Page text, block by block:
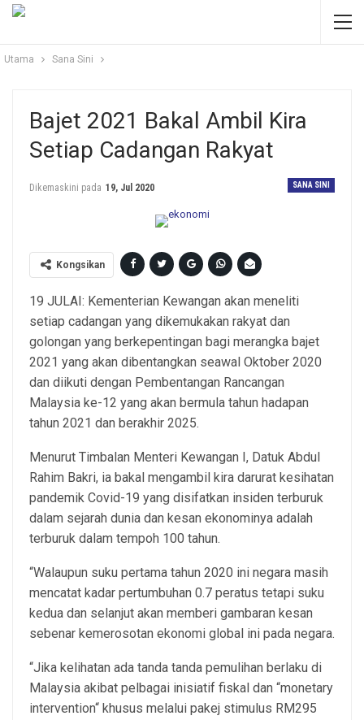
Utama Sana Sini
Bajet 2021 Bakal Ambil Kira
Setiap Cadangan Rakyat
SANA SINI
Dikemaskini pada 19, Jul 2020
Kongsikan
19 JULAI: Kementerian Kewangan akan meneliti
setiap cadangan yang dikemukakan rakyat dan
golongan yang berkepentingan bagi merangka bajet
2021 yang akan dibentangkan seawal Oktober 2020
dan diikuti dengan Pembentangan Rancangan
Malaysia ke-12 yang akan bermula tahun hadapan
tahun 2021 dan berakhir 2025.
Menurut Timbalan Menteri Kewangan I, Datuk Abdul
Rahim Bakri, ia bakal mengambil kira darurat kesihatan
pandemik Covid-19 yang disifatkan insiden terburuk
dalam sejarah dunia dan kesan ekonominya adalah
terburuk dalam tempoh 100 tahun.
“Walaupun suku pertama tahun 2020 ini negara masih
mencatat kadar pertumbuhan 0.7 peratus tetapi suku
kedua dan selanjut akan memberi gambaran kesan
sebenar kemerosotan ekonomi global ini pada negara.
“Jika kelihatan ada tanda tanda pemulihan berlaku di
Malaysia akibat pelbagai inisiatif fiskal dan “monetary
intervention“ khusus melalui pakej stimulus RM295